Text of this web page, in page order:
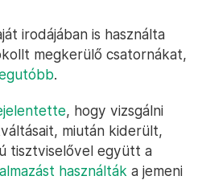
irodájában is használta
megkerülő csatornákat,
.
, hogy vizsgálni
miután kiderült,
tisztviselővel együtt a
használták a jemeni